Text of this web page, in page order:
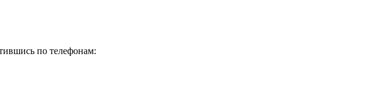
по телефонам: